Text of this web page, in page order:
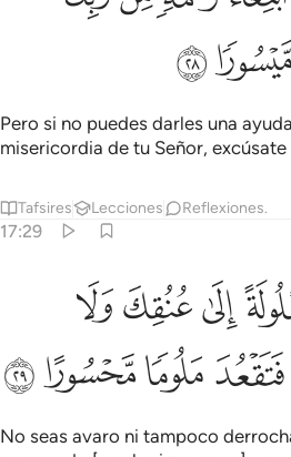
ﱍ
Pero si no puedes darles una
misericordia de tu Señor,
Tafsires Lecciones Reflexiones.
17:29
ولا تبسطها كل البسط فتقعد ملوما
وَلَا تَبْسُطْهَا كُلَّ ٱلْبَسْطِ فَتَقْعُدَ مَلُومًۭا
ﱒﱓﱔ
ﱘﱙﱚﱛ
No seas avaro ni tampoco